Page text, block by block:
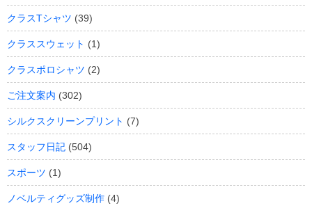
クラスTシャツ (39)
クラススウェット (1)
クラスポロシャツ (2)
ご注文案内 (302)
シルクスクリーンプリント (7)
スタッフ日記 (504)
スポーツ (1)
ノベルティグッズ制作 (4)